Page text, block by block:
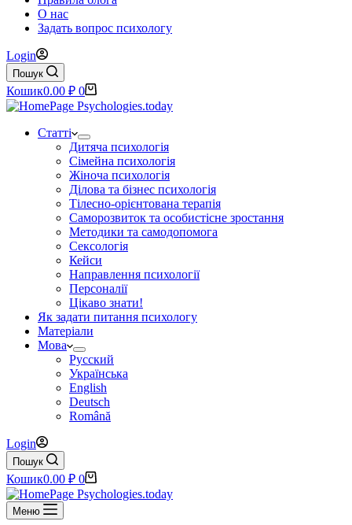
О нас
Задать вопрос психологу
Login
Пошук
Кошик0.00 ₽ 0
Статті
Дитяча психологія
Сімейна психологія
Жіноча психологія
Ділова та бізнес психологія
Тілесно-орієнтована терапія
Саморозвиток та особистісне зростання
Методики та самодопомога
Сексологія
Кейси
Направлення психології
Персоналії
Цікаво знати!
Як задати питання психологу
Матеріали
Мова
Русский
Українська
English
Deutsch
Română
Login
Пошук
Кошик0.00 ₽ 0
Меню